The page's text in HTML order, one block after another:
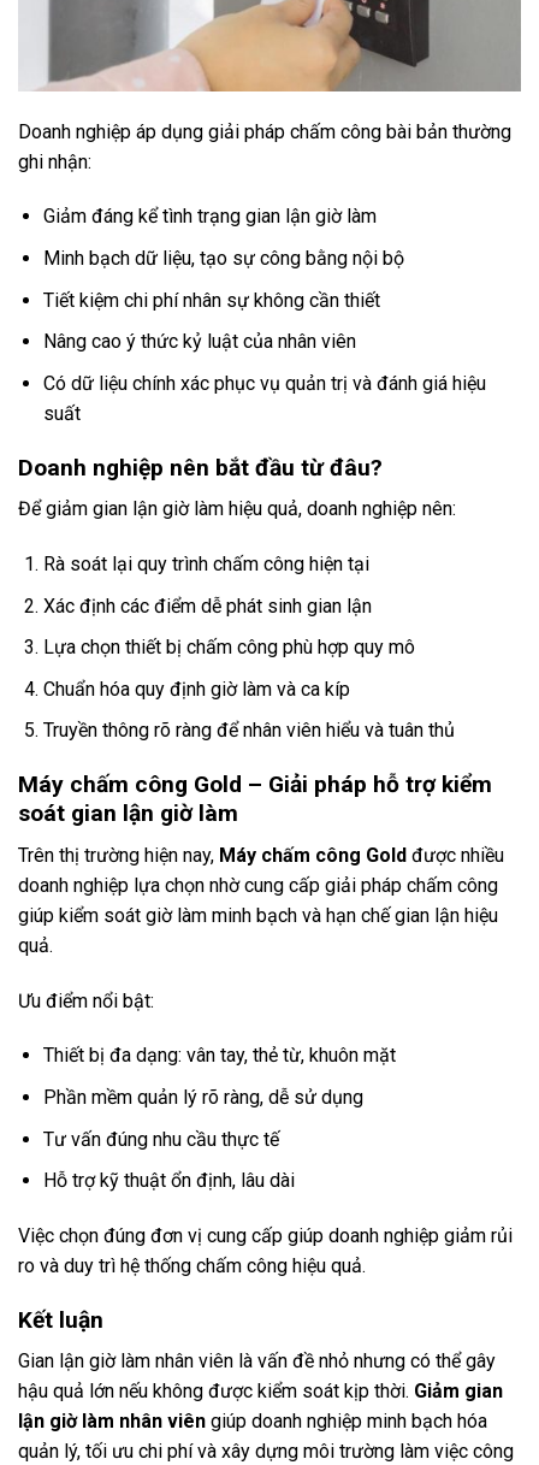
Doanh nghiệp áp dụng giải pháp chấm công bài bản thường
ghi nhận:
Giảm đáng kể tình trạng gian lận giờ làm
Minh bạch dữ liệu, tạo sự công bằng nội bộ
Tiết kiệm chi phí nhân sự không cần thiết
Nâng cao ý thức kỷ luật của nhân viên
Có dữ liệu chính xác phục vụ quản trị và đánh giá hiệu
suất
Doanh nghiệp nên bắt đầu từ đâu?
Để giảm gian lận giờ làm hiệu quả, doanh nghiệp nên:
Rà soát lại quy trình chấm công hiện tại
Xác định các điểm dễ phát sinh gian lận
Lựa chọn thiết bị chấm công phù hợp quy mô
Chuẩn hóa quy định giờ làm và ca kíp
Truyền thông rõ ràng để nhân viên hiểu và tuân thủ
Máy chấm công Gold – Giải pháp hỗ trợ kiểm
soát gian lận giờ làm
Trên thị trường hiện nay, Máy chấm công Gold được nhiều
doanh nghiệp lựa chọn nhờ cung cấp giải pháp chấm công
giúp kiểm soát giờ làm minh bạch và hạn chế gian lận hiệu
quả.
Ưu điểm nổi bật:
Thiết bị đa dạng: vân tay, thẻ từ, khuôn mặt
Phần mềm quản lý rõ ràng, dễ sử dụng
Tư vấn đúng nhu cầu thực tế
Hỗ trợ kỹ thuật ổn định, lâu dài
Việc chọn đúng đơn vị cung cấp giúp doanh nghiệp giảm rủi
ro và duy trì hệ thống chấm công hiệu quả.
Kết luận
Gian lận giờ làm nhân viên là vấn đề nhỏ nhưng có thể gây
hậu quả lớn nếu không được kiểm soát kịp thời. Giảm gian
lận giờ làm nhân viên giúp doanh nghiệp minh bạch hóa
quản lý, tối ưu chi phí và xây dựng môi trường làm việc công